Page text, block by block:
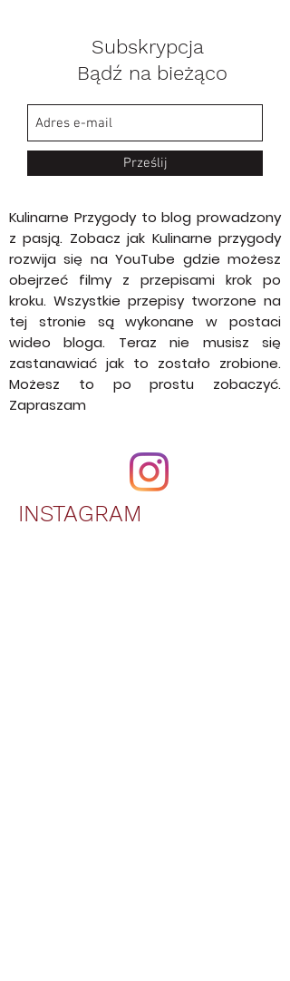
Subskrypcja
Bądź na bieżąco
Kulinarne Przygody to blog prowadzony
z pasją. Zobacz jak Kulinarne przygody
rozwija się na YouTube gdzie możesz
obejrzeć filmy z przepisami krok po
kroku. Wszystkie przepisy tworzone na
tej stronie są wykonane w postaci
wideo bloga. Teraz nie musisz się
zastanawiać jak to zostało zrobione.